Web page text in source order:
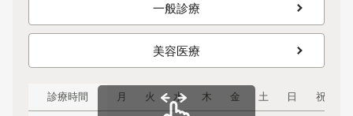
一般診療
美容医療
診療時間 月 火 水 木 金 土 日 祝